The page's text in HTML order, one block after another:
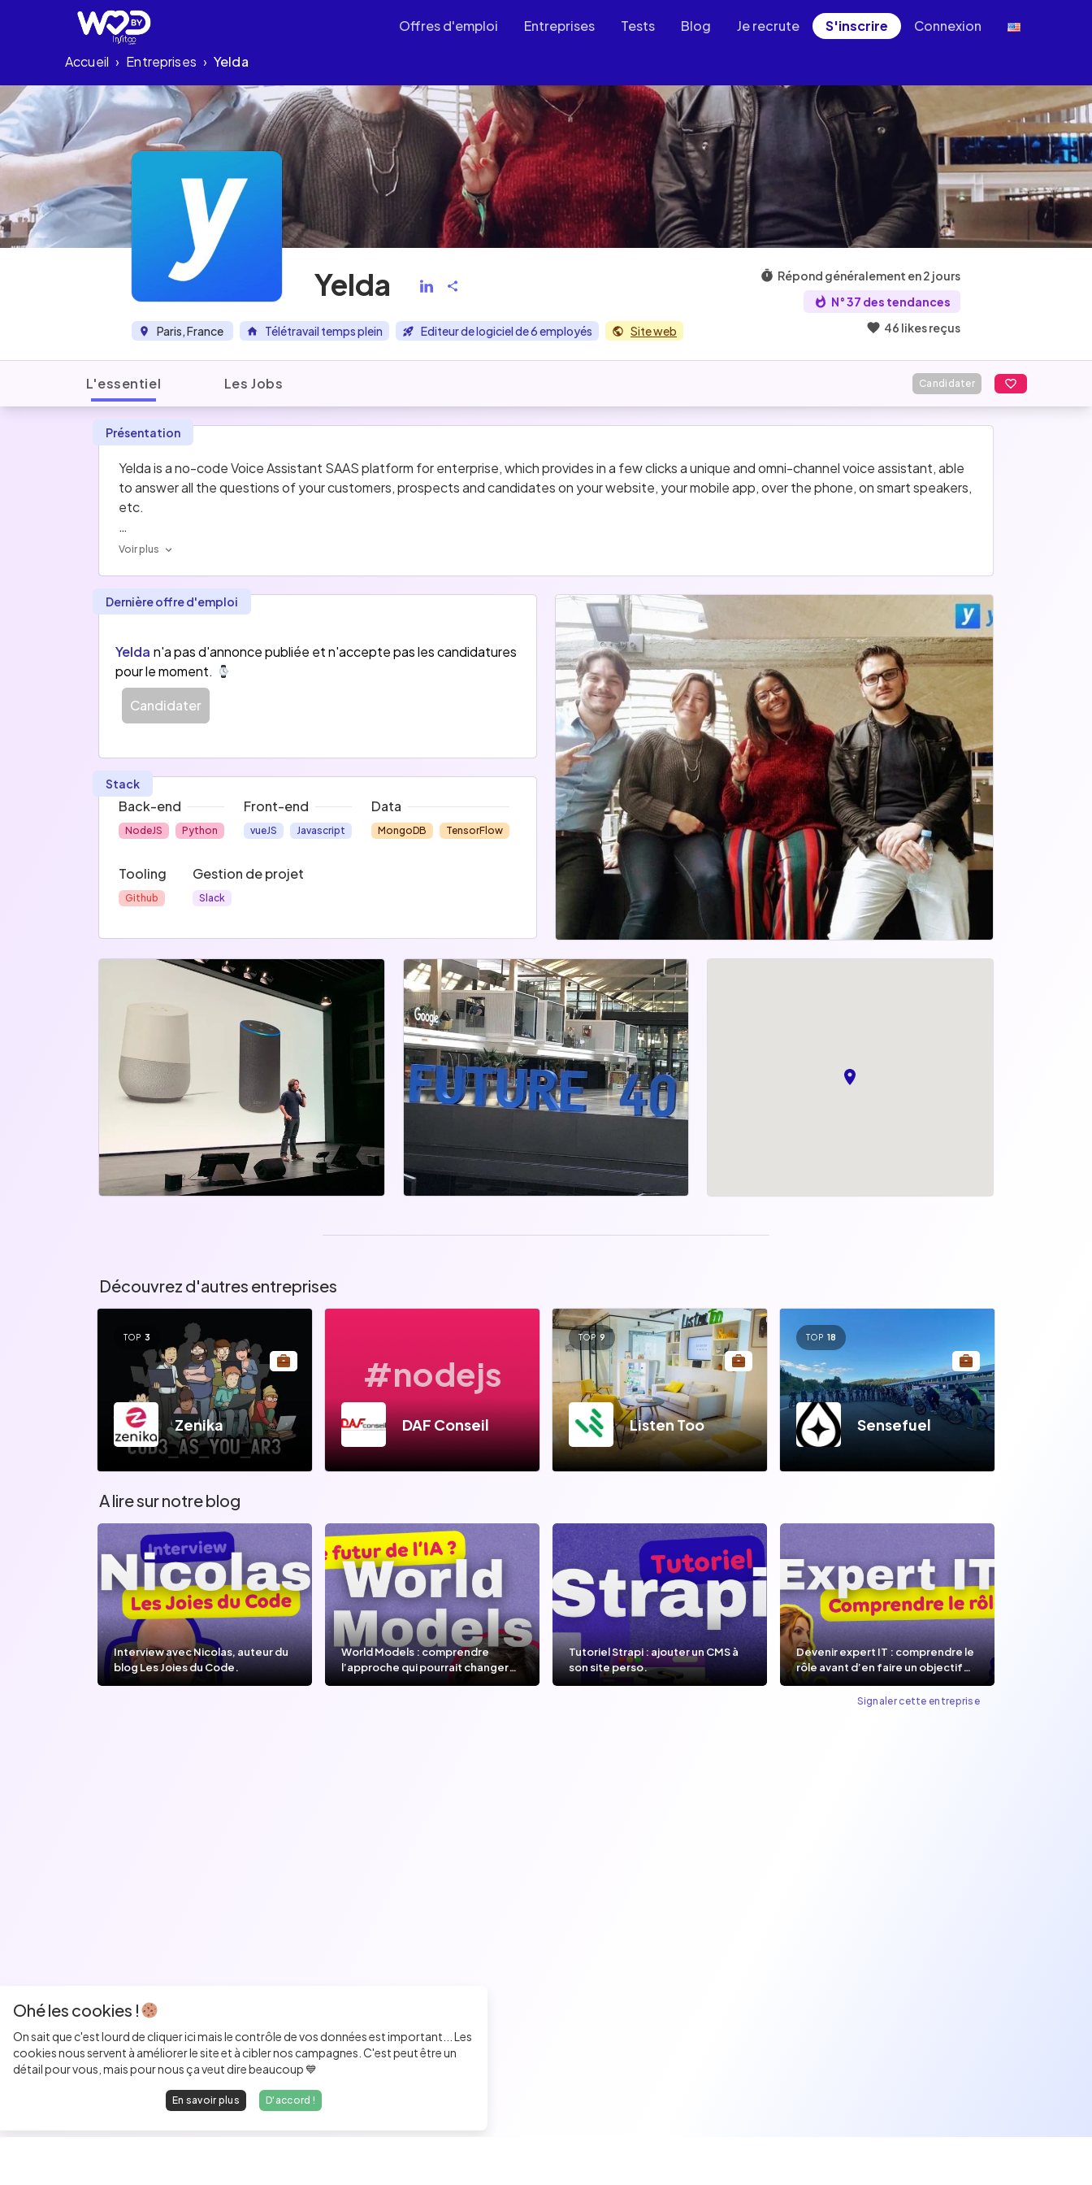
Offres d'emploi Entreprises Tests Blog Je recrute S'inscrire Connexion
Accueil › Entreprises › Yelda
Yelda
Paris, France Télétravail temps plein Editeur de logiciel de 6 employés Site web
Répond généralement en 2 jours
N° 37 des tendances
46 likes reçus
L'essentiel Les Jobs Candidater
Présentation
Yelda is a no-code Voice Assistant SAAS platform for enterprise, which provides in a few clicks a unique and omni-channel voice assistant, able
to answer all the questions of your customers, prospects and candidates on your website, your mobile app, over the phone, on smart speakers,
etc.
We are part of the FUTURE40,  the 40 most-promising startups of STATION F.
Voir plus
Dernière offre d'emploi
Yelda n'a pas d'annonce publiée et n'accepte pas les candidatures
pour le moment.
Candidater
Stack
Back-end
NodeJS Python
Front-end
vueJS Javascript
Data
MongoDB TensorFlow
Tooling
Github
Gestion de projet
Slack
Découvrez d'autres entreprises
TOP 3
Zenika
#nodejs
DAF Conseil
TOP 9
Listen Too
TOP 18
Sensefuel
A lire sur notre blog
Interview avec Nicolas, auteur du
blog Les Joies du Code.
World Models : comprendre
l’approche qui pourrait changer
Tutoriel Strapi : ajouter un CMS à
son site perso.
Devenir expert IT : comprendre le
rôle avant d’en faire un objectif
de carrière.
Signaler cette entreprise
Ohé les cookies !
On sait que c'est lourd de cliquer ici mais le contrôle de vos données est important... Les
cookies nous servent à améliorer le site et à cibler nos campagnes. C'est peut être un
détail pour vous, mais pour nous ça veut dire beaucoup 💙
En savoir plus D'accord !